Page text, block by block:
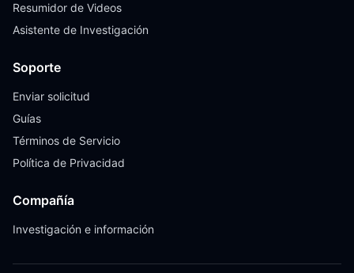
Resumidor de Videos
Asistente de Investigación
Soporte
Enviar solicitud
Guías
Términos de Servicio
Política de Privacidad
Compañía
Investigación e información